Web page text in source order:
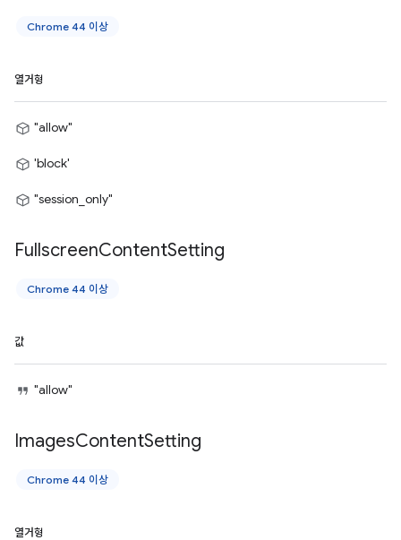
Chrome 44 이상
열거형
"allow"
'block'
"session_only"
FullscreenContentSetting
Chrome 44 이상
값
"allow"
ImagesContentSetting
Chrome 44 이상
열거형